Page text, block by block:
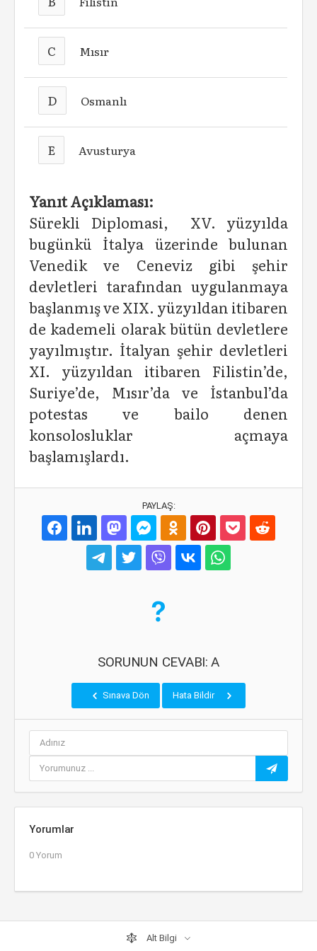
C Mısır
D Osmanlı
E Avusturya
Yanıt Açıklaması:
Sürekli Diplomasi, XV. yüzyılda
bugünkü İtalya üzerinde bulunan
Venedik ve Ceneviz gibi şehir
devletleri tarafından uygulanmaya
başlanmış ve XIX. yüzyıldan itibaren
de kademeli olarak bütün devletlere
yayılmıştır. İtalyan şehir devletleri
XI. yüzyıldan itibaren Filistin’de,
Suriye’de, Mısır’da ve İstanbul’da
potestas ve bailo denen
konsolosluklar açmaya
başlamışlardı.
PAYLAŞ:
SORUNUN CEVABI: A
Sınava Dön Hata Bildir
Yorumlar
0 Yorum
Alt Bilgi